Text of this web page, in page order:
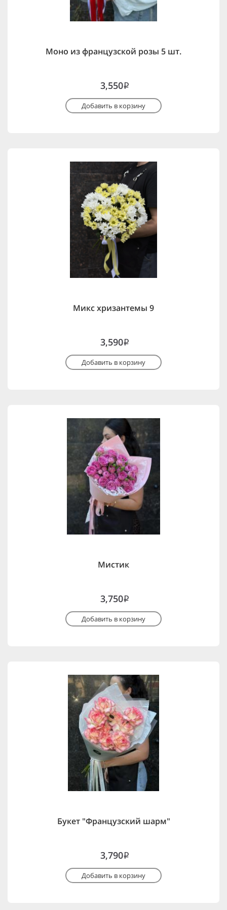
Моно из французской розы 5 шт.
3,550i
Добавить в корзину
Микс хризантемы 9
3,590i
Добавить в корзину
Мистик
3,750i
Добавить в корзину
Букет "Французский шарм"
3,790i
Добавить в корзину